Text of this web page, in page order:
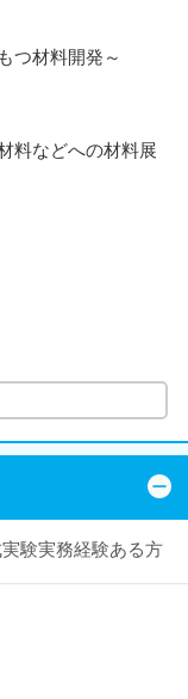
つ材料開発～
料などへの材料展
験実務経験ある方